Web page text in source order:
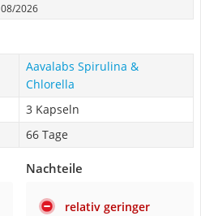
08/2026
Aavalabs Spirulina &
Chlorella
3 Kapseln
66 Tage
Nachteile
relativ geringer